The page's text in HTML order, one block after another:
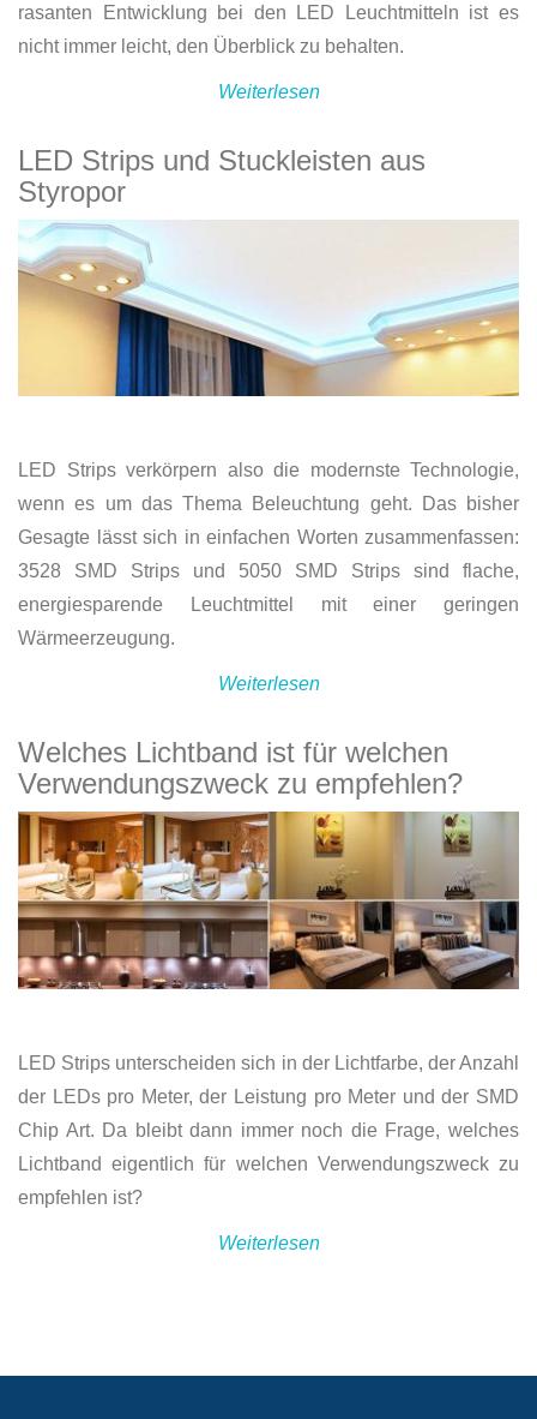
rasanten Entwicklung bei den LED Leuchtmitteln ist es
nicht immer leicht, den Überblick zu behalten.
Weiterlesen
LED Strips und Stuckleisten aus
Styropor
LED Strips verkörpern also die modernste Technologie,
wenn es um das Thema Beleuchtung geht. Das bisher
Gesagte lässt sich in einfachen Worten zusammenfassen:
3528 SMD Strips und 5050 SMD Strips sind flache,
energiesparende Leuchtmittel mit einer geringen
Wärmeerzeugung.
Weiterlesen
Welches Lichtband ist für welchen
Verwendungszweck zu empfehlen?
LED Strips unterscheiden sich in der Lichtfarbe, der Anzahl
der LEDs pro Meter, der Leistung pro Meter und der SMD
Chip Art. Da bleibt dann immer noch die Frage, welches
Lichtband eigentlich für welchen Verwendungszweck zu
empfehlen ist?
Weiterlesen